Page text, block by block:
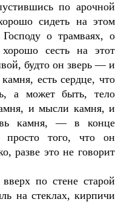
по арочной
сидеть на этом
о трамваях, о
сесть на этот
будто он зверь — и
есть сердце, что
а может быть, тело
и мысли камня, и
камня, — в конце
просто того, что он
разве это не говорит
по стене старой
на стеклах, кирпичи